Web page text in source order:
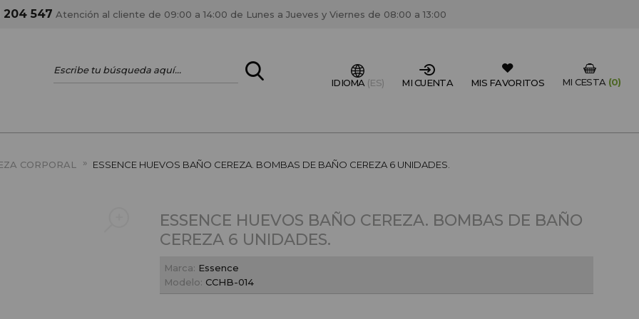
ENTRAR
¿ERES PROFESIONAL DEL SECTOR?
como tal y disfrutar de descuentos y promociones exclusivas.
204 547 Atención al cliente de 09:00 a 14:00 de Lunes a Jueves y Viernes de 08:00 a 13:00
MI CESTA (0)
MIS FAVORITOS
MI CUENTA
IDIOMA (ES)
CORPORAL » ESSENCE HUEVOS BAÑO CEREZA. BOMBAS DE BAÑO CEREZA 6 UNIDADES.
ESSENCE HUEVOS BAÑO CEREZA. BOMBAS DE BAÑO
CEREZA 6 UNIDADES.
Marca: Essence
Modelo: CCHB-014